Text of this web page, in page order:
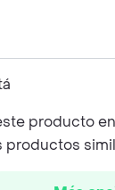
producto